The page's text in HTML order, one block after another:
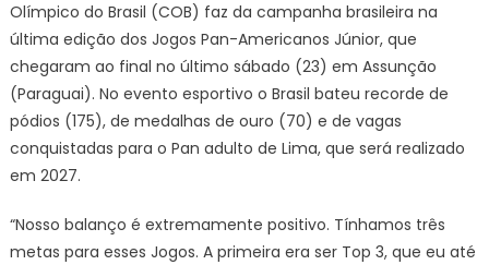
Olímpico do Brasil (COB) faz da campanha brasileira na
última edição dos Jogos Pan-Americanos Júnior, que
chegaram ao final no último sábado (23) em Assunção
(Paraguai). No evento esportivo o Brasil bateu recorde de
pódios (175), de medalhas de ouro (70) e de vagas
conquistadas para o Pan adulto de Lima, que será realizado
em 2027.
“Nosso balanço é extremamente positivo. Tínhamos três
metas para esses Jogos. A primeira era ser Top 3, que eu até